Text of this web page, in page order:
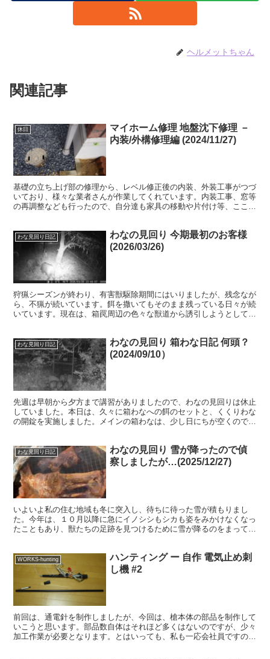
ヘルメットちゃん
関連記事
休日
マイホーム修理 地盤沈下修理 －
内装/外構修理編 (2024/11/27)
基礎の立ち上げ部の修理から、レベル修正後の内装、外装工事がつづ
いており、様々な業者さんが作業してくれています。内装工事、窓等
の再調整なども行ったので、自分達も家具の移動や片付け等、ここ２
わな見回り日記
わなの見回り 今期最初のお客様
(2026/03/26)
狩猟シーズンが終わり、有害獣駆除期間にはいりましたが、残念なが
ら、不猟が続いています。餌を撒いてもそのまま残っている日々が続
いています。現在は、箱罠周辺の色々な獣道から誘引しようとしてい
わな見回り日記
わなの見回り 箱わな日記 何頭？
(2024/09/10）
先週は早朝から夕方まで講習がありましたので、わなの見回りは休止
していました。本日は、久々に箱わなへの餌のセットと、くくりわな
の開錠を実施しました。メインの箱わなは、少し日にちが空くので、
わな見回り日記
わなの見回り 雪が降ったので偵
察しましたが…(2025/12/27)
いよいよ私の住む地域も冬に突入し、待ちに待った雪が積もりまし
た。今年は、１０月以降に急にイノシシもシカも姿をみかけなくなっ
たこともあり、獣たちの足跡を見つけるために雪が降るのをまってい
WORKS-hunting
ハンティング ー 自作 電気止め刺
し機 #2
前回は、通電針を制作しましたが、今回は、槍本体の部品を制作して
いこうと思います。部品数自体はそれほど多くはないのですが、少々
加工作業が必要となります。とはいっても、私も一応会社員ですので